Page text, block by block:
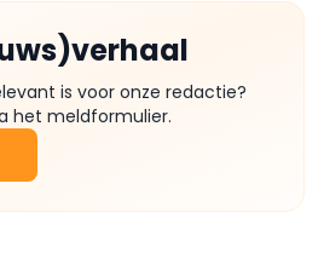
is voor onze redactie?
het meldformulier.